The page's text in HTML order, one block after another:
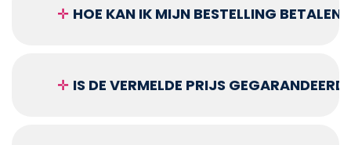
✛ HOE KAN IK MIJN BESTELLING BETALEN?
✛ IS DE VERMELDE PRIJS